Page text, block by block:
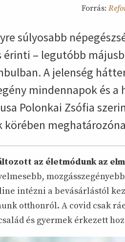
Forrás:
súlyosabb
érinti – legutóbb
A jelenség
mindennapok és
Polonkai Zsófia
körében
az életmódunk az
intézni a bevásárlástól
otthonról. A covid csak
és gyermek érkezett